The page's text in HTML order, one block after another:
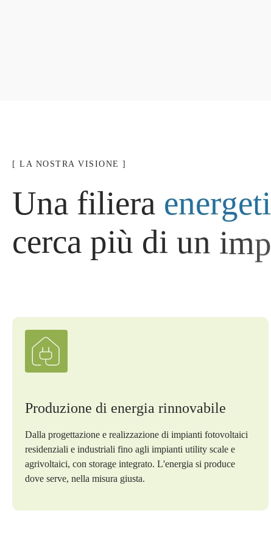
[ LA NOSTRA VISIONE ]
Una filiera energeti
cerca più di un imp
Produzione di energia rinnovabile
Dalla progettazione e realizzazione di impianti fotovoltaici
residenziali e industriali fino agli impianti utility scale e
agrivoltaici, con storage integrato. L'energia si produce
dove serve, nella misura giusta.